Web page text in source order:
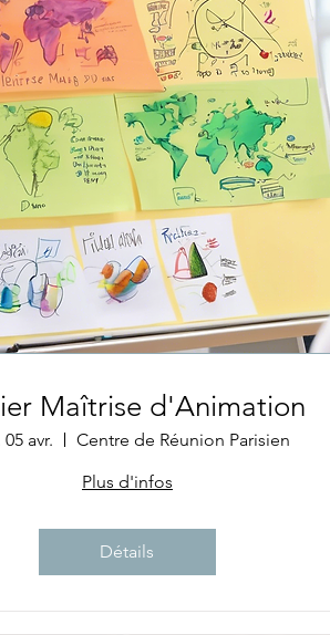
Maîtrise d'Animation
avr.
Centre de Réunion Parisien
Plus d'infos
Détails